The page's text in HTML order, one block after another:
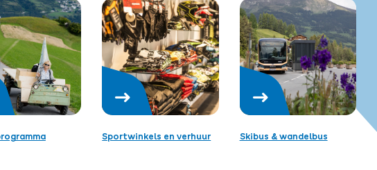
Sportwinkels en verhuur Skibus & wandelbus